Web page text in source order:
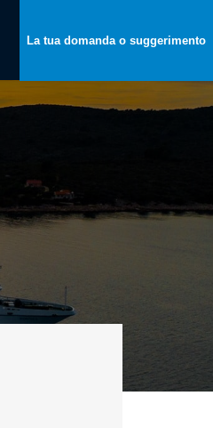
La tua domanda o suggerimento